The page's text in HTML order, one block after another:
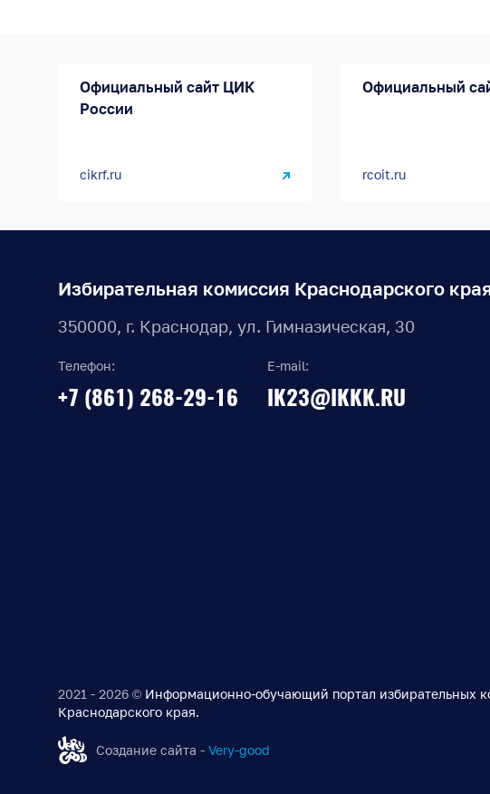
Официальный сайт ЦИК
России
cikrf.ru
Официальный
rcoit.ru
Избирательная комиссия Краснодарского
350000, г. Краснодар, ул. Гимназическая, 30
Телефон:
+7 (861) 268-29-16
E-mail:
IK23@IKKK.RU
2021 - 2026 © Информационно-обучающий портал избирательных
Краснодарского края.
Создание сайта - Very-good